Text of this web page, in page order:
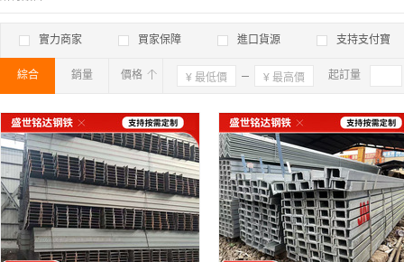
實力商家 買家保障 進口貨源 支持支付寶
綜合 銷量 價格 確定 起訂量